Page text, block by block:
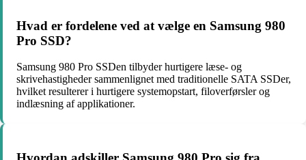
Hvad er fordelene ved at vælge en Samsung 980
Pro SSD?
Samsung 980 Pro SSDen tilbyder hurtigere læse- og
skrivehastigheder sammenlignet med traditionelle SATA SSDer,
hvilket resulterer i hurtigere systemopstart, filoverførsler og
indlæsning af applikationer.